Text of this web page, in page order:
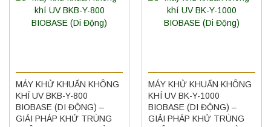
MÁY KHỬ KHUẨN KHÔNG
KHÍ UV BKB-Y-800
BIOBASE (DI ĐỘNG) –
GIẢI PHÁP KHỬ TRÙNG
MÁY KHỬ KHUẨN KHÔNG
KHÍ UV BK-Y-1000
BIOBASE (DI ĐỘNG) –
GIẢI PHÁP KHỬ TRÙNG